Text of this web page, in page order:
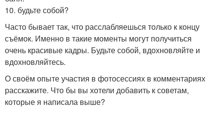
10. будьте собой?
Часто бывает так, что расслабляешься только к концу
съёмок. Именно в такие моменты могут получиться
очень красивые кадры. Будьте собой, вдохновляйте и
вдохновляйтесь.
О своём опыте участия в фотосессиях в комментариях
расскажите. Что бы вы хотели добавить к советам,
которые я написала выше?